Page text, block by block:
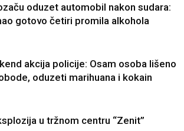
oduzet automobil nakon sudara:
gotovo četiri promila alkohola
akcija policije: Osam osoba lišeno
oduzeti marihuana i kokain
u tržnom centru “Zenit”